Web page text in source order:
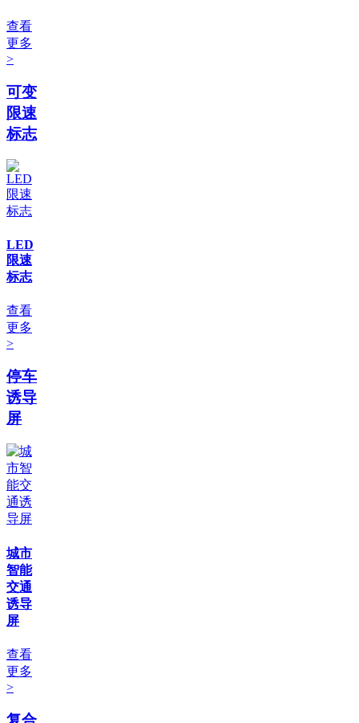
查看
更多
>
可变
限速
标志
LED
限速
标志
查看
更多
>
停车
诱导
屏
城市
智能
交通
诱导
屏
查看
更多
>